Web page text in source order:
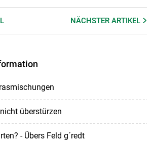
NÄCHSTERARTIKEL
überstürzen
- Übers Feld g´redt